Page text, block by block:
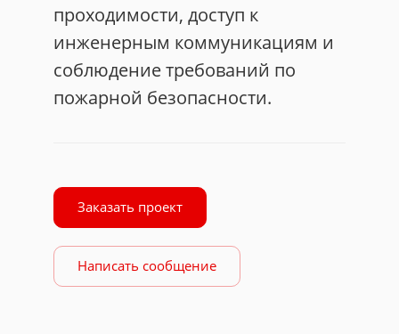
проходимости, доступ к
инженерным коммуникациям и
соблюдение требований по
пожарной безопасности.
Заказать проект
Написать сообщение